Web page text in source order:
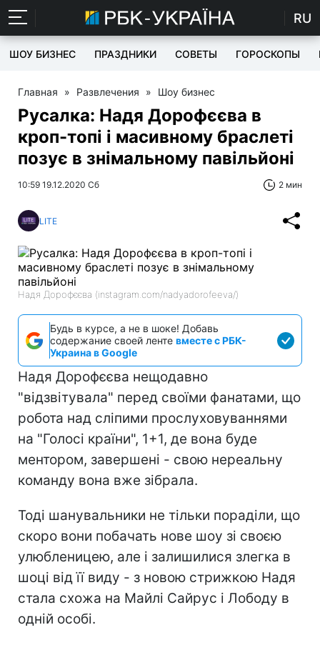
RU
ШОУ БИЗНЕС ПРАЗДНИКИ СОВЕТЫ ГОРОСКОПЫ
Главная » Развлечения » Шоу бизнес
Русалка: Надя Дорофєєва в
кроп-топі і масивному браслеті
позує в знімальному павільйоні
10:59 19.12.2020 Сб 2 мин
LITE
Надя Дорофєєва (instagram.com/nadyadorofeeva/)
Будь в курсе, а не в шоке! Добавь
содержание своей ленте вместе с РБК-
Украина в Google
Надя Дорофєєва нещодавно
"відзвітувала" перед своїми фанатами, що
робота над сліпими прослуховуваннями
на "Голосі країни", 1+1, де вона буде
ментором, завершені - свою нереальну
команду вона вже зібрала.
Тоді шанувальники не тільки пораділи, що
скоро вони побачать нове шоу зі своєю
улюбленицею, але і залишилися злегка в
шоці від її виду - з новою стрижкою Надя
стала схожа на Майлі Сайрус і Лободу в
одній особі.